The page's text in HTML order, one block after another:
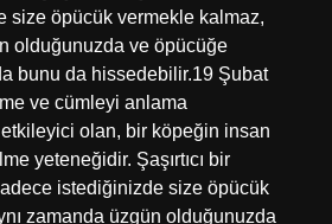
size öpücük vermekle kalmaz,
olduğunuzda ve öpücüğe
bunu da hissedebilir.19 Şubat
ve cümleyi anlama
olan, bir köpeğin insan
yeteneğidir. Şaşırtıcı bir
istediğinizde size öpücük
zamanda üzgün olduğunuzda